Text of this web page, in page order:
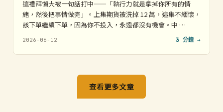
這禮拜懶大被一句話打中——「執行力就是拿掉你所有的情
緒，然後把事情做完」。上集期貨被洗掉 12 萬，這集不緬懷，
該下單繼續下單，因為你不投入，永遠都沒有機會。中 …
2026-06-12 3 分鐘 →
查看更多文章